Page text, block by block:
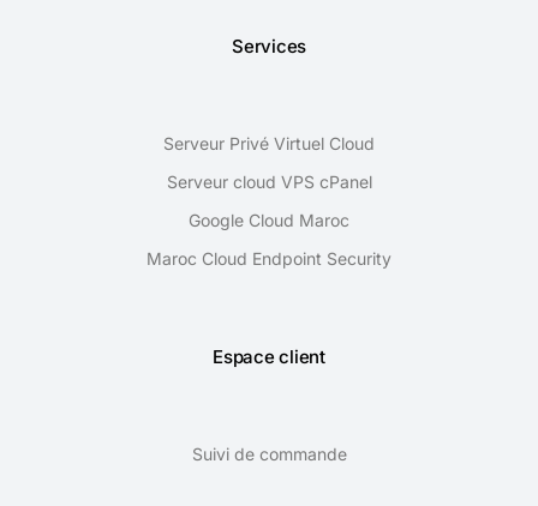
Services
Serveur Privé Virtuel Cloud
Serveur cloud VPS cPanel
Google Cloud Maroc
Maroc Cloud Endpoint Security
Espace client
Suivi de commande